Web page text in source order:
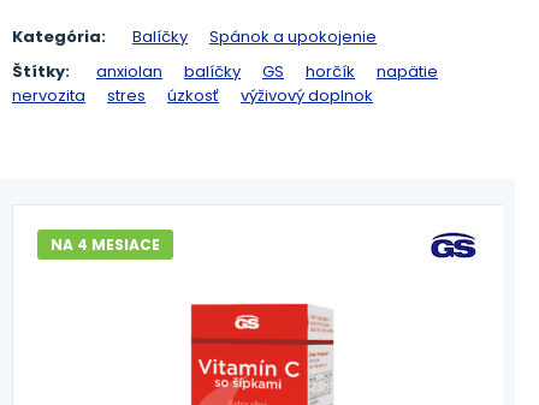
Kategória: Balíčky
Spánok a upokojenie
Štítky:
anxiolan balíčky GS horčík
napätie
nervozita
stres úzkosť výživový doplnok
NA 4 MESIACE